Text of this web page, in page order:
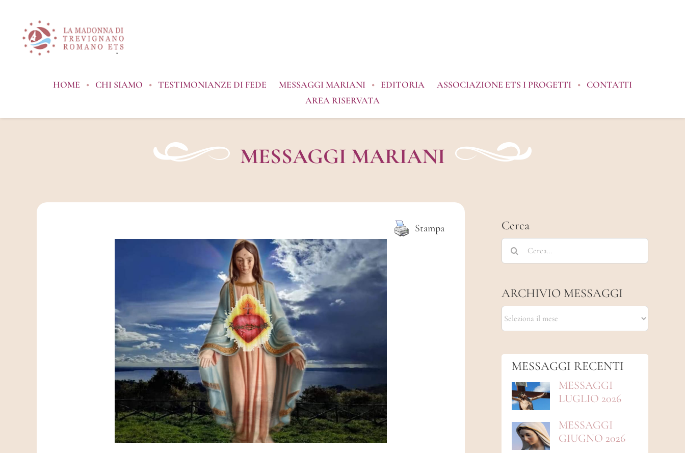
contenuto
HOME CHI SIAMO TESTIMONIANZE DI FEDE MESSAGGI MARIANI EDITORIA ASSOCIAZIONE ETS I PROGETTI
CONTATTI
AREA RISERVATA
MESSAGGI MARIANI
Stampa Cerca
Cerca
per:
ARCHIVIO MESSAGGI
ARCHIVIO
MESSAGGI
MESSAGGI RECENTI
MESSAGGI
LUGLIO 2026
MESSAGGI
GIUGNO 2026